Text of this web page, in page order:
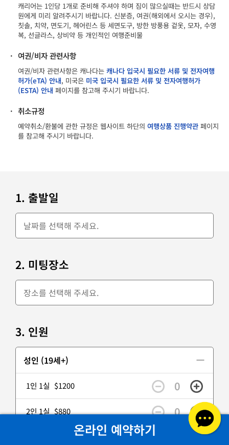
캐리어는 1인당 1개로 준비해 주셔야 하며 짐이 많으실때는 반드시 상담
원에게 미리 알려주시기 바랍니다. 신분증, 여권(해외에서 오시는 경우),
칫솔, 치약, 면도기, 헤어린스 등 세면도구, 방한 방풍용 겉옷, 모자, 수영
복, 선글라스, 상비약 등 개인적인 여행준비물
· 여권/비자 관련사항
여권/비자 관련사항은 캐나다는 캐나다 입국시 필요한 서류 및 전자여행
허가(eTA) 안내, 미국은 미국 입국시 필요한 서류 및 전자여행허가
(ESTA) 안내 페이지를 참고해 주시기 바랍니다.
· 취소규정
예약취소/환불에 관한 규정은 웹사이트 하단의 여행상품 진행약관 페이지
를 참고해 주시기 바랍니다.
1. 출발일
2. 미팅장소
3. 인원
성인 (19세+)
1인 1실 $1200 0
2인 1실 $880 0
온라인 예약하기